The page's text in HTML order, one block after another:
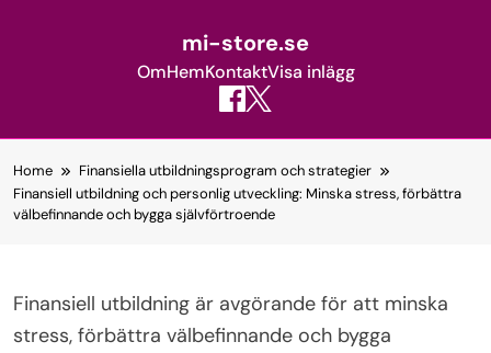
mi-store.se
OmHemKontaktVisa inlägg
to
content
Home
Finansiella utbildningsprogram och strategier
Finansiell utbildning och personlig utveckling: Minska stress, förbättra
välbefinnande och bygga självförtroende
Finansiell utbildning är avgörande för att minska
stress, förbättra välbefinnande och bygga